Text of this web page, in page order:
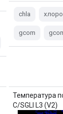
chla
gcom
Температура
C/SGLI L3 (V2)